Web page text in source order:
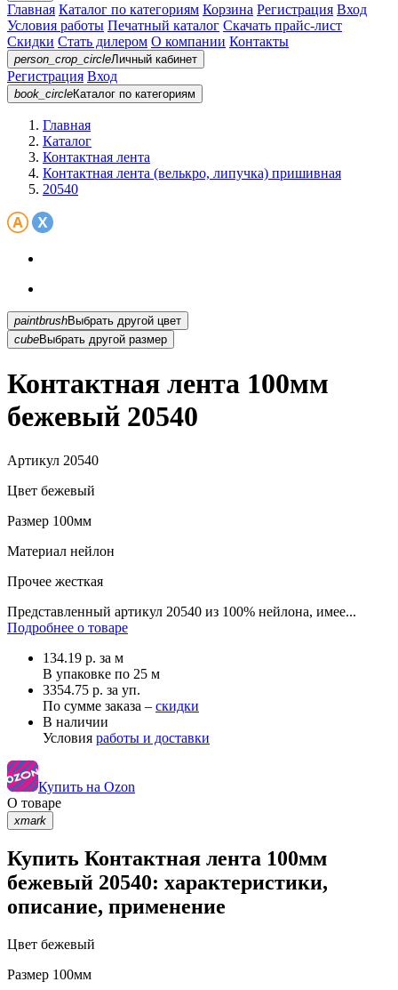
Главная Каталог по категориям Корзина Регистрация Вход
Условия работы Печатный каталог Скачать прайс-лист
Скидки Стать дилером О компании Контакты
person_crop_circleЛичный кабинет
Регистрация Вход
book_circleКаталог по категориям
Главная
Каталог
Контактная лента
Контактная лента (велькро, липучка) пришивная
20540
paintbrush
Выбрать другой цвет
cubeВыбрать другой размер
Контактная лента 100мм
бежевый 20540
Артикул 20540
Цвет бежевый
Размер 100мм
Материал нейлон
Прочее жесткая
Представленный артикул 20540 из 100% нейлона, имее...
Подробнее о товаре
134.19 р. за м
В упаковке по 25 м
3354.75 р. за уп.
По сумме заказа – скидки
В наличии
Условия работы и доставки
Купить на Ozon
О товаре
xmark
Купить Контактная лента 100мм
бежевый 20540: характеристики,
описание, применение
Цвет бежевый
Размер 100мм